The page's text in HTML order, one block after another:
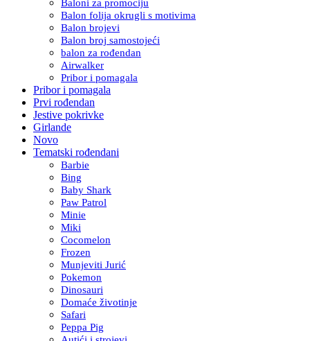
Baloni za promociju
Balon folija okrugli s motivima
Balon brojevi
Balon broj samostojeći
balon za rođendan
Airwalker
Pribor i pomagala
Pribor i pomagala
Prvi rođendan
Jestive pokrivke
Girlande
Novo
Tematski rođendani
Barbie
Bing
Baby Shark
Paw Patrol
Minie
Miki
Cocomelon
Frozen
Munjeviti Jurić
Pokemon
Dinosauri
Domaće životinje
Safari
Peppa Pig